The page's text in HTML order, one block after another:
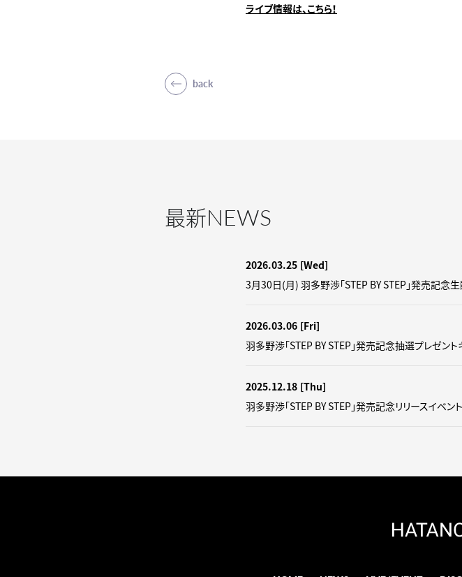
ライブ情報は、こちら！
back
最新NEWS
2026.03.25 [Wed]
3月30日(月) 羽多野渉「STEP BY STEP」発売記念生
2026.03.06 [Fri]
羽多野渉「STEP BY STEP」発売記念抽選プレゼン
2025.12.18 [Thu]
羽多野渉「STEP BY STEP」発売記念リリースイベン